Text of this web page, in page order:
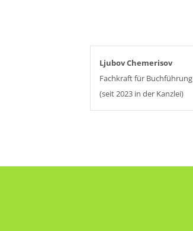
Ljubov Chemerisov
Fachkraft für Buchführung
(seit 2023 in der Kanzlei)